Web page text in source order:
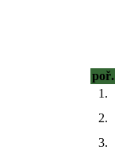
poř.
1.
2.
3.